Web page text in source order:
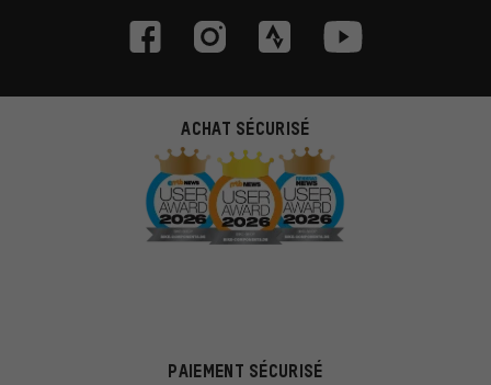
ACHAT SÉCURISÉ
PAIEMENT SÉCURISÉ